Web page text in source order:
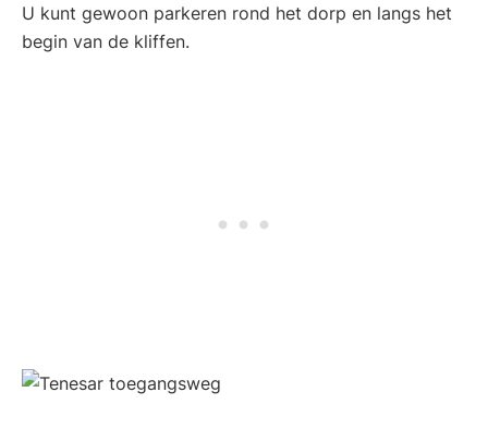
U kunt gewoon parkeren rond het dorp en langs het
begin van de kliffen.